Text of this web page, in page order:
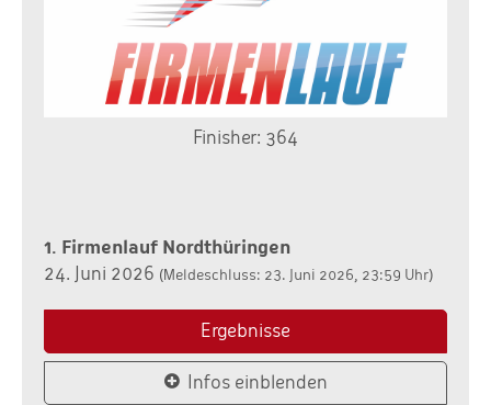
Finisher: 364
1. Firmenlauf Nordthüringen
24. Juni 2026 (Meldeschluss: 23. Juni 2026, 23:59 Uhr)
Ergebnisse
Infos einblenden